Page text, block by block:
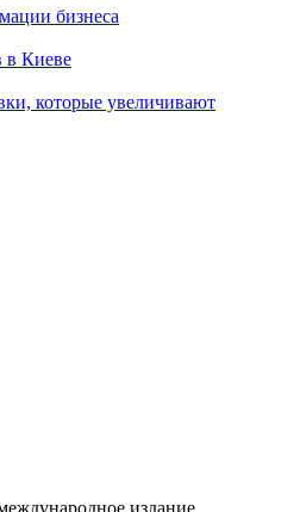
бизнеса
в Киеве
которые увеличивают
издание